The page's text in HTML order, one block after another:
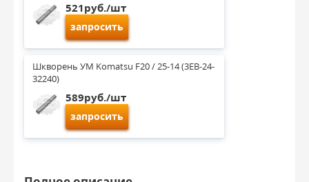
521руб./шт
запросить
Шкворень УМ Komatsu F20 / 25-14 (3EB-24-
32240)
589руб./шт
запросить